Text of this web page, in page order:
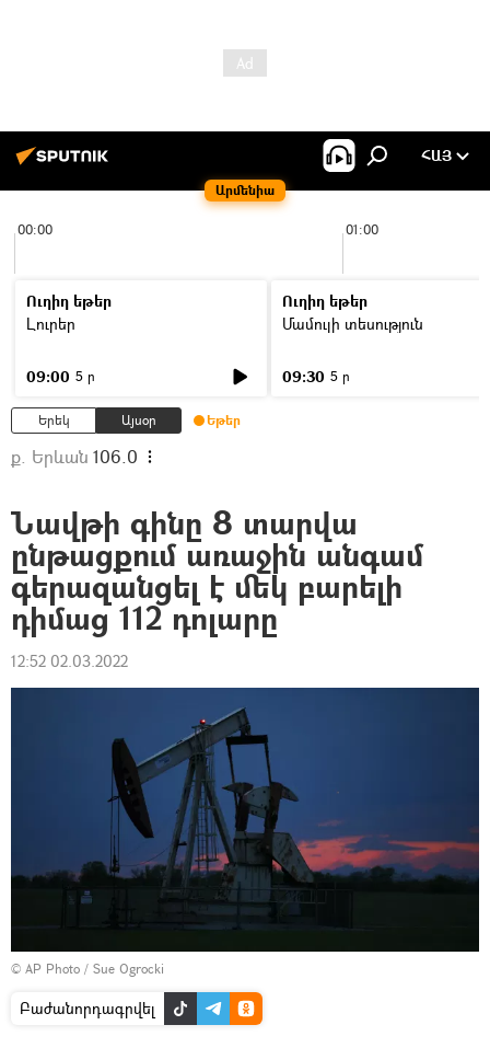
Արմենիա
ՀԱՅ
00:00 01:00
Ուղիղ եթեր
Լուրեր
09:00 5 ր
Ուղիղ եթեր
Մամուլի տեսություն
09:30 5 ր
Երեկ Այսօր Եթեր
ք. Երևան 106.0
Նավթի գինը 8 տարվա
ընթացքում առաջին անգամ
գերազանցել է մեկ բարելի
դիմաց 112 դոլարը
12:52 02.03.2022
© AP Photo / Sue Ogrocki
Բաժանորդագրվել